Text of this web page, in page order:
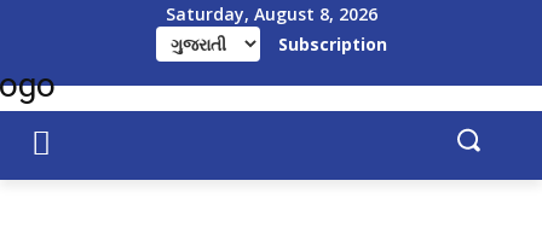
Saturday, August 8, 2026
Subscription